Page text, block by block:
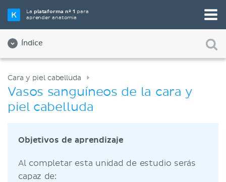
Laplataforma nº 1 para
aprender anatomía
Índice
Cara y piel cabelluda
Vasos sanguíneos de la cara y
piel cabelluda
Objetivos de aprendizaje
Al completar esta unidad de estudio serás
capaz de: